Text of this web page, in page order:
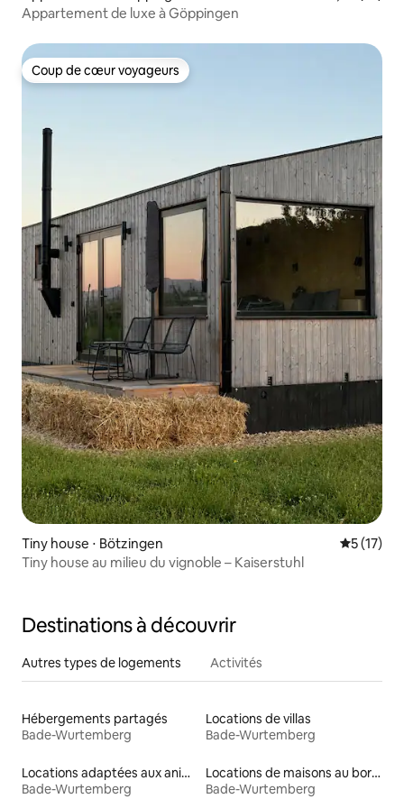
Appartement de luxe à Göppingen
Coup de cœur voyageurs
Coup de cœur voyageurs
Tiny house ⋅ Bötzingen
5 (17)
Tiny house au milieu du vignoble – Kaiserstuhl
Destinations à découvrir
Autres types de logements Activités
Hébergements partagés
Bade-Wurtemberg
Locations de villas
Bade-Wurtemberg
Locations adaptées aux animaux
Bade-Wurtemberg
Locations de maisons au bord d'un lac
Bade-Wurtemberg